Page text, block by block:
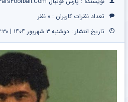
تعداد نظرات کاربران : ۰ نظر
تاریخ انتشار : دوشنبه ۳ شهریور ۱۴۰۴ | ۱۳:۳۰